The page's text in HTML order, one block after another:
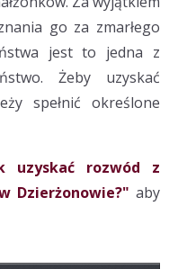
go za zmarłego
jest to jedna z
Żeby uzyskać
spełnić określone
uzyskać rozwód z
Dzierżonowie?" aby